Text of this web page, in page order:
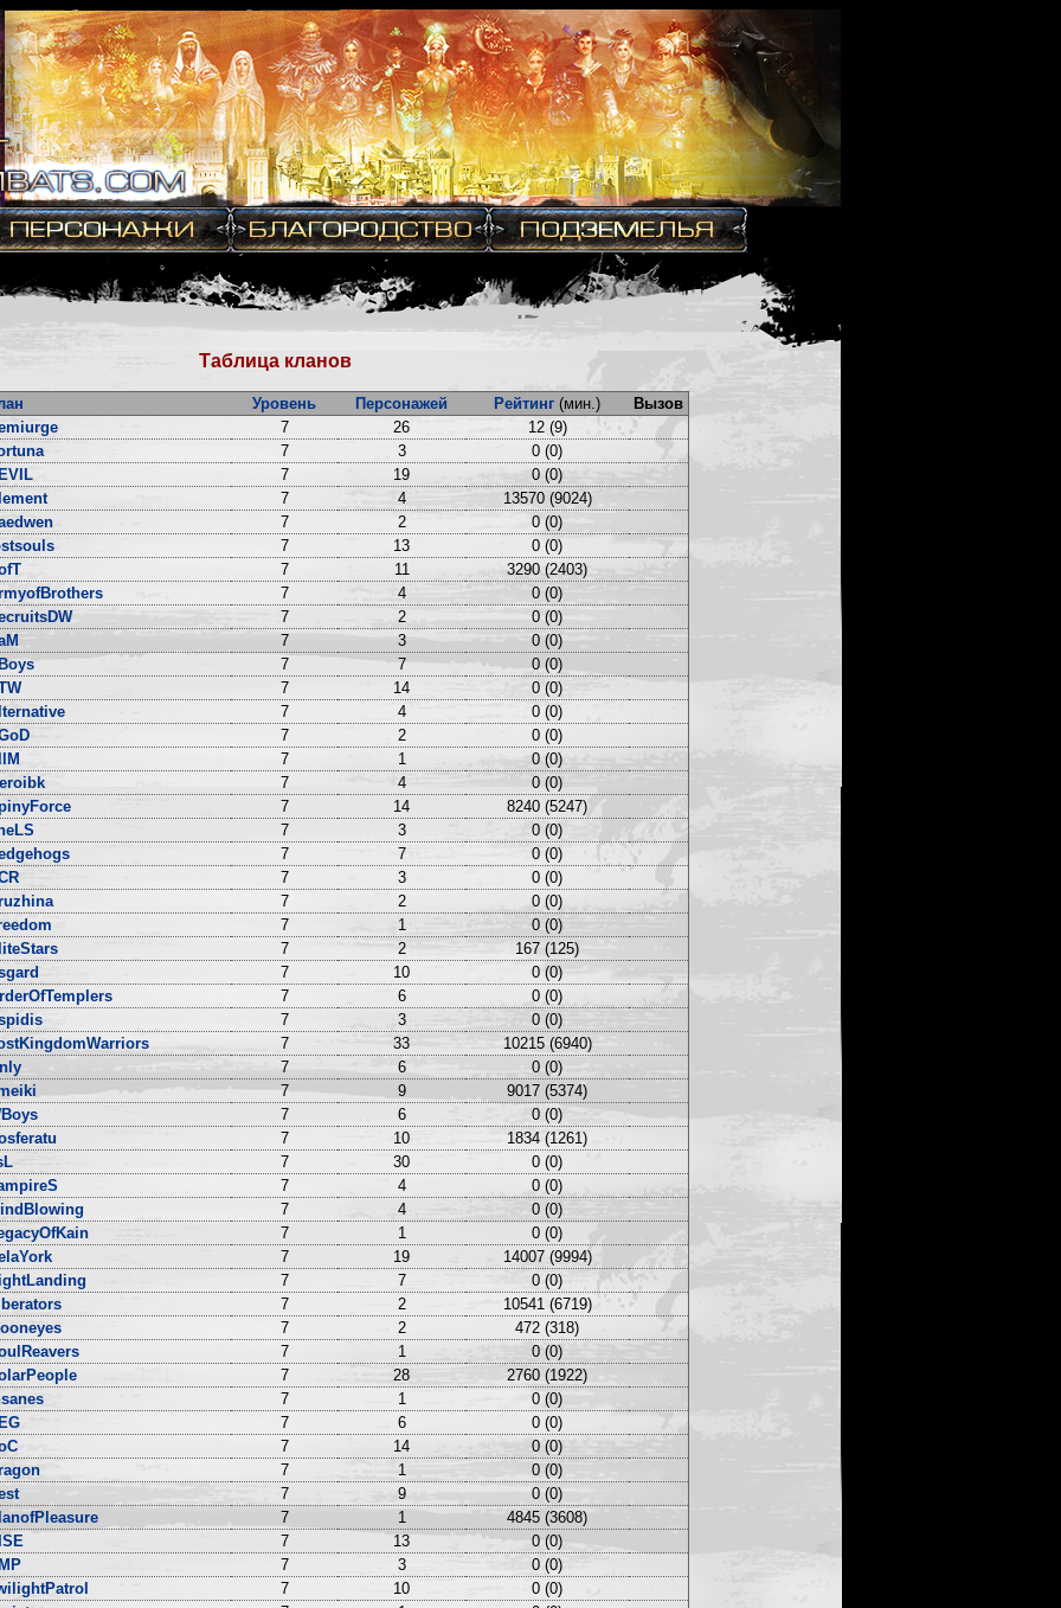
Таблица кланов
Уровень Персонажей Рейтинг (мин.)
Вызов
7 26
12 (9)
7 3
0 (0)
7 19
0 (0)
7 4
13570 (9024)
7 2
0 (0)
7 13
0 (0)
7 11
3290 (2403)
7 4
0 (0)
7 2
0 (0)
7 3
0 (0)
7 7
0 (0)
7 14
0 (0)
7 4
0 (0)
7 2
0 (0)
7 1
0 (0)
7 4
0 (0)
7 14
8240 (5247)
7 3
0 (0)
7 7
0 (0)
7 3
0 (0)
7 2
0 (0)
7 1
0 (0)
7 2
167 (125)
7 10
0 (0)
7 6
0 (0)
7 3
0 (0)
7 33
10215 (6940)
7 6
0 (0)
7 9
9017 (5374)
7 6
0 (0)
7 10
1834 (1261)
7 30
0 (0)
7 4
0 (0)
7 4
0 (0)
7 1
0 (0)
7 19
14007 (9994)
7 7
0 (0)
7 2
10541 (6719)
7 2
472 (318)
7 1
0 (0)
7 28
2760 (1922)
7 1
0 (0)
7 6
0 (0)
7 14
0 (0)
7 1
0 (0)
7 9
0 (0)
7 1
4845 (3608)
7 13
0 (0)
7 3
0 (0)
7 10
0 (0)